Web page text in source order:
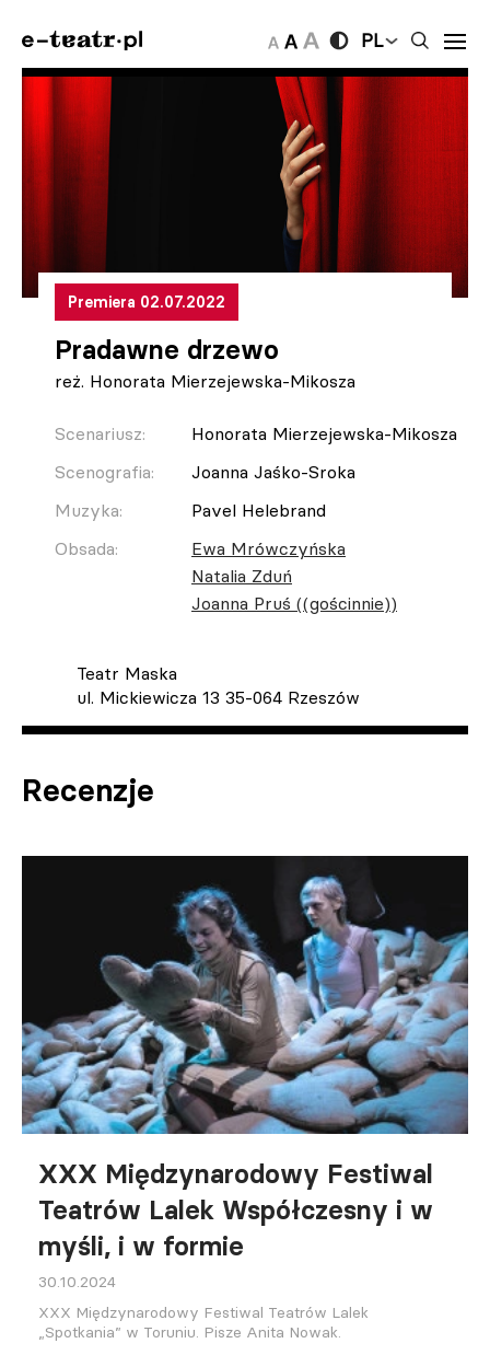
PL
Premiera 02.07.2022
Pradawne drzewo
reż. Honorata Mierzejewska-Mikosza
Scenariusz:
Honorata Mierzejewska-Mikosza
Scenografia:
Joanna Jaśko-Sroka
Muzyka:
Pavel Helebrand
Obsada:
Ewa Mrówczyńska
Natalia Zduń
Joanna Pruś ((gościnnie))
Teatr Maska
ul. Mickiewicza 13 35-064 Rzeszów
Recenzje
XXX Międzynarodowy Festiwal
Teatrów Lalek Współczesny i w
myśli, i w formie
30.10.2024
XXX Międzynarodowy Festiwal Teatrów Lalek
„Spotkania” w Toruniu. Pisze Anita Nowak.